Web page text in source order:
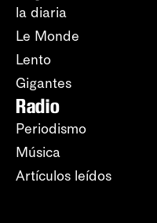
la diaria
Le Monde
Lento
Gigantes
Radio
Periodismo
Música
Artículos leídos